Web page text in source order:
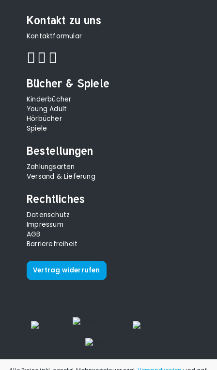
Kontakt zu uns
Kontaktformular
Bücher & Spiele
Kinderbücher
Young Adult
Hörbücher
Spiele
Bestellungen
Zahlungsarten
Versand & Lieferung
Rechtliches
Datenschutz
Impressum
AGB
Barrierefreiheit
Vertrag widerrufen